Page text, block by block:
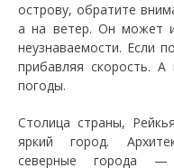
острову, обратите
а на ветер. Он может
неузнаваемости. Если
прибавляя скорость.
погоды.
Столица страны,
яркий город.
северные города —